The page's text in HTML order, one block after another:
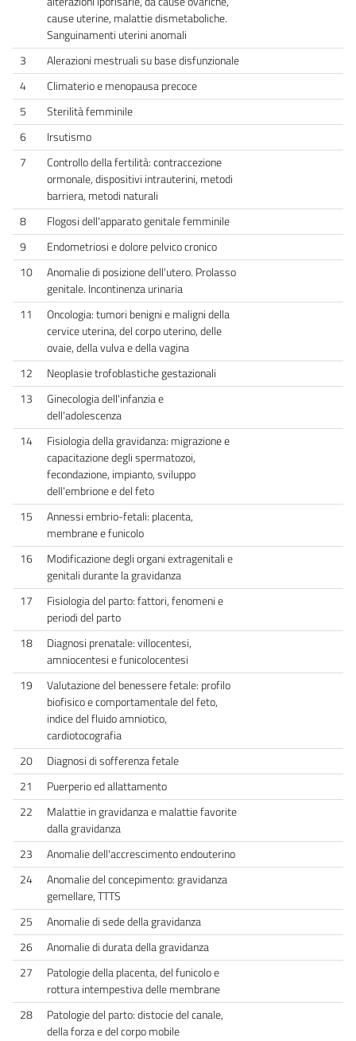
cause uterine, malattie dismetaboliche.
Sanguinamenti uterini anomali
3
Alerazioni mestruali su base disfunzionale
4
Climaterio e menopausa precoce
5
Sterilità femminile
6
Irsutismo
7
Controllo della fertilità: contraccezione
ormonale, dispositivi intrauterini, metodi
barriera, metodi naturali
8
Flogosi dell'apparato genitale femminile
9
Endometriosi e dolore pelvico cronico
10
Anomalie di posizione dell'utero. Prolasso
genitale. Incontinenza urinaria
11
Oncologia: tumori benigni e maligni della
cervice uterina, del corpo uterino, delle
ovaie, della vulva e della vagina
12
Neoplasie trofoblastiche gestazionali
13
Ginecologia dell'infanzia e
dell'adolescenza
14
Fisiologia della gravidanza: migrazione e
capacitazione degli spermatozoi,
fecondazione, impianto, sviluppo
dell'embrione e del feto
15
Annessi embrio-fetali: placenta,
membrane e funicolo
16
Modificazione degli organi extragenitali e
genitali durante la gravidanza
17
Fisiologia del parto: fattori, fenomeni e
periodi del parto
18
Diagnosi prenatale: villocentesi,
amniocentesi e funicolocentesi
19
Valutazione del benessere fetale: profilo
biofisico e comportamentale del feto,
indice del fluido amniotico,
cardiotocografia
20
Diagnosi di sofferenza fetale
21
Puerperio ed allattamento
22
Malattie in gravidanza e malattie favorite
dalla gravidanza
23
Anomalie dell'accrescimento endouterino
24
Anomalie del concepimento: gravidanza
gemellare, TTTS
25
Anomalie di sede della gravidanza
26
Anomalie di durata della gravidanza
27
Patologie della placenta, del funicolo e
rottura intempestiva delle membrane
28
Patologie del parto: distocie del canale,
della forza e del corpo mobile